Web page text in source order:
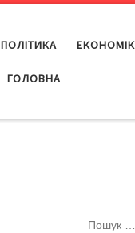
ПОЛІТИКА
ГОЛОВНА